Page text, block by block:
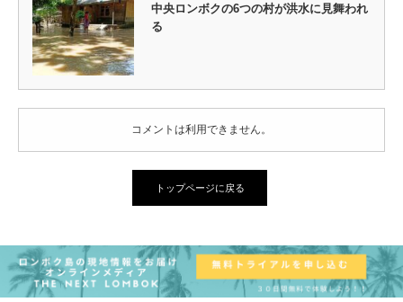
中央ロンボクの6つの村が洪水に見舞われ
る
コメントは利用できません。
トップページに戻る